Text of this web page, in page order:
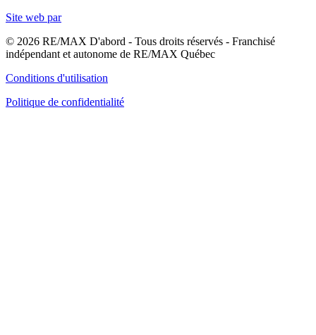
Site web par
© 2026 RE/MAX D'abord - Tous droits réservés - Franchisé
indépendant et autonome de RE/MAX Québec
Conditions d'utilisation
Politique de confidentialité